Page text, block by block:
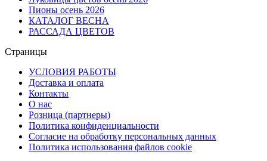
Пионы осень 2026
КАТАЛОГ ВЕСНА
РАССАДА ЦВЕТОВ
Страницы
УСЛОВИЯ РАБОТЫ
Доставка и оплата
Контакты
О наc
Розница (партнеры)
Политика конфиденциальности
Согласие на обработку персональных данных
Политика использования файлов сookie